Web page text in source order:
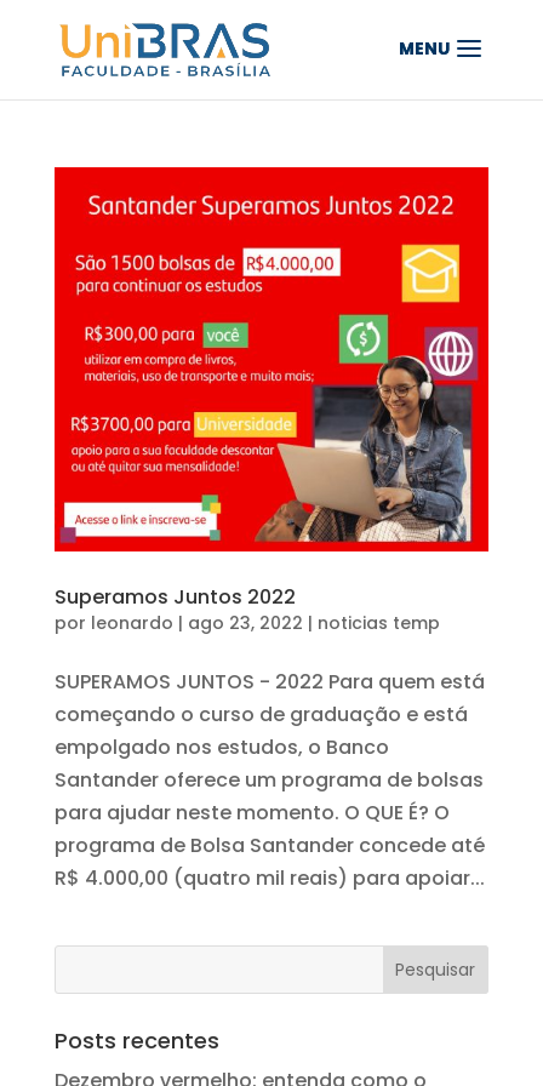
Superamos Juntos 2022
por leonardo | ago 23, 2022 | noticias temp
SUPERAMOS JUNTOS - 2022 Para quem está
começando o curso de graduação e está
empolgado nos estudos, o Banco
Santander oferece um programa de bolsas
para ajudar neste momento. O QUE É? O
programa de Bolsa Santander concede até
R$ 4.000,00 (quatro mil reais) para apoiar...
Posts recentes
Dezembro vermelho: entenda como o